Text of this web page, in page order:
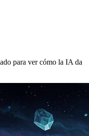
para ver cómo la IA da